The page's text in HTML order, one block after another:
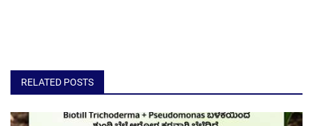
RELATED POSTS